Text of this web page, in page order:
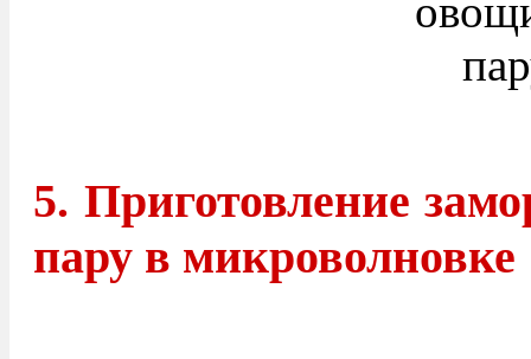
5. Приготовление
пару в микроволновке